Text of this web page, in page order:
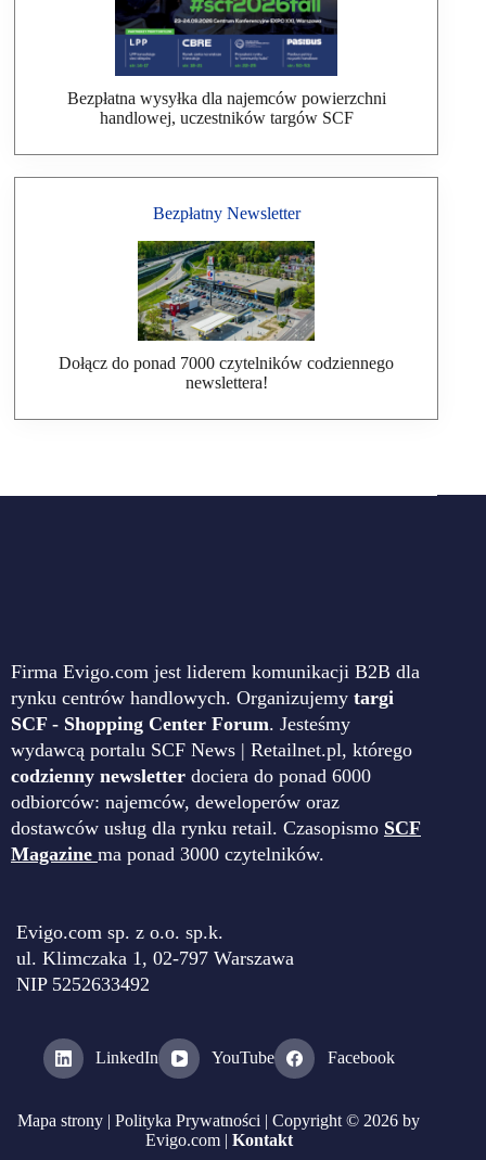
Bezpłatna wysyłka dla najemców powierzchni
handlowej, uczestników targów SCF
Bezpłatny Newsletter
Dołącz do ponad 7000 czytelników codziennego
newslettera!
Firma Evigo.com jest liderem komunikacji B2B dla
rynku centrów handlowych. Organizujemy targi
SCF - Shopping Center Forum. Jesteśmy
wydawcą portalu SCF News | Retailnet.pl, którego
codzienny newsletter dociera do ponad 6000
odbiorców: najemców, deweloperów oraz
dostawców usług dla rynku retail. Czasopismo SCF
Magazine ma ponad 3000 czytelników.
Evigo.com sp. z o.o. sp.k.
ul. Klimczaka 1, 02-797 Warszawa
NIP 5252633492
LinkedIn YouTube Facebook
Mapa strony |Polityka Prywatności | Copyright © 2026 by
Evigo.com | Kontakt